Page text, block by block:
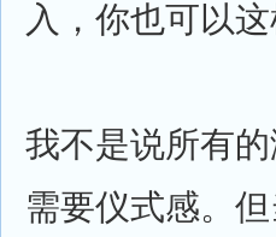
入，你也可以这
我不是说所有
需要仪式感。